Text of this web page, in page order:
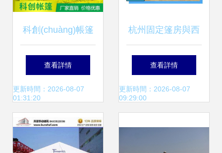
科創(chuàng)帳篷
現(xiàn)代展銷篷
房的多功能應用與
優(yōu)勢解析
查看詳情
更新時間：2026-08-07
01:31:20
杭州固定篷房與西
湖區(qū)遮陽棚造
價解析 找對直銷省
查看詳情
更新時間：2026-08-07
09:29:00